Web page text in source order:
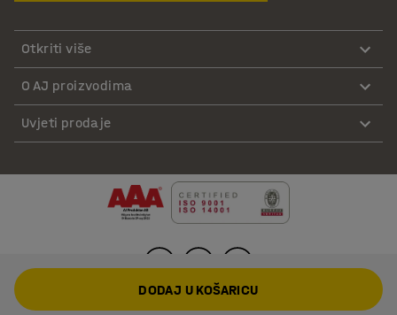
Otkriti više
O AJ proizvodima
Uvjeti prodaje
DODAJ U KOŠARICU